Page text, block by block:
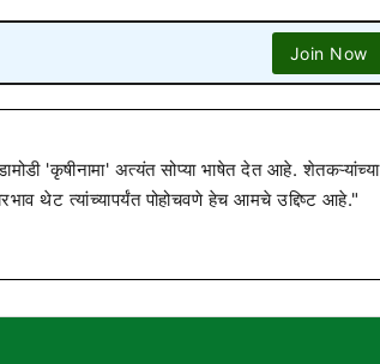
Join Now
'कृषीनामा' अत्यंत सोप्या भाषेत देत आहे. शेतकऱ्यांच्या
थेट त्यांच्यापर्यंत पोहोचवणे हेच आमचे उद्दिष्ट आहे."